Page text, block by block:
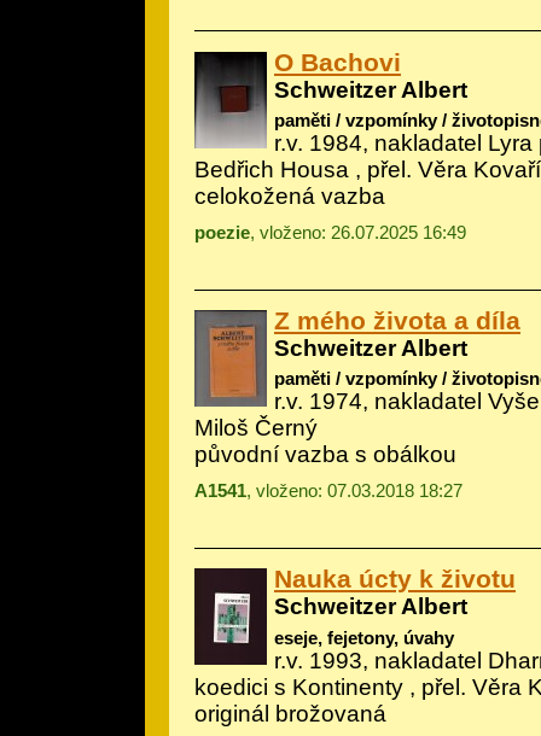
O Bachovi
Schweitzer Albert
paměti / vzpomínky /
r.v. 1984, nakladatel Lyra
Bedřich Housa , přel. Věra
celokožená vazba
poezie, vloženo: 26.07.2025 16:49
Z mého života a díla
Schweitzer Albert
paměti / vzpomínky /
r.v. 1974, nakladatel
Miloš Černý
původní vazba s obálkou
A1541, vloženo: 07.03.2018 18:27
Nauka úcty k životu
Schweitzer Albert
eseje, fejetony, úvahy
r.v. 1993, nakladatel
koedici s Kontinenty , přel. Věra
originál brožovaná